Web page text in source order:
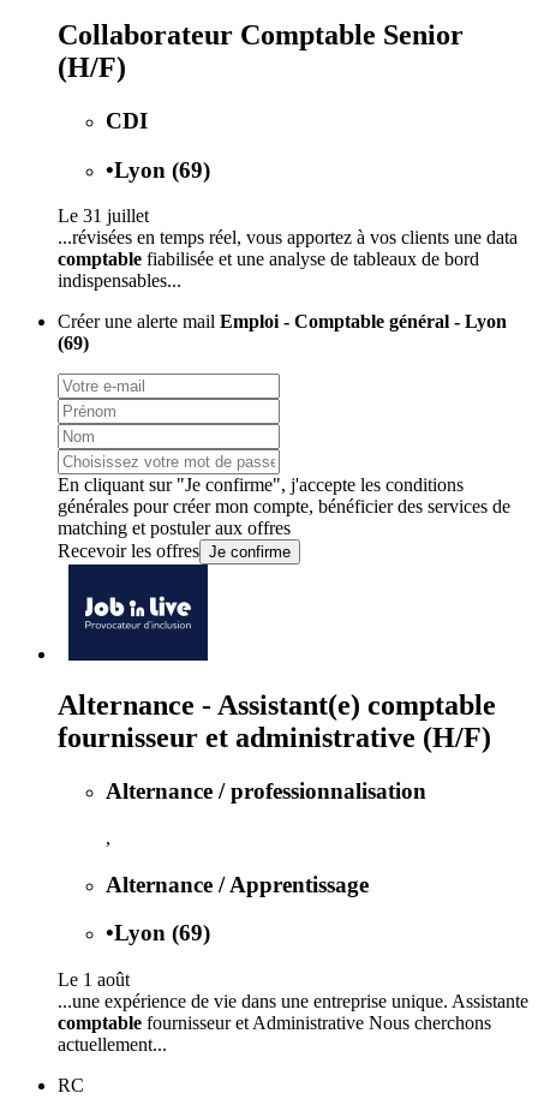
Collaborateur Comptable Senior
(H/F)
CDI
•Lyon (69)
Le 31 juillet
...révisées en temps réel, vous apportez à vos clients une data
comptable fiabilisée et une analyse de tableaux de bord
indispensables...
Créer une alerte mail Emploi - Comptable général - Lyon
(69)
En cliquant sur "Je confirme", j'accepte les conditions
générales pour créer mon compte, bénéficier des services de
matching et postuler aux offres
Recevoir les offres Je confirme
Alternance - Assistant(e) comptable
fournisseur et administrative (H/F)
Alternance / professionnalisation
,
Alternance / Apprentissage
•Lyon (69)
Le 1 août
...une expérience de vie dans une entreprise unique. Assistante
comptable fournisseur et Administrative Nous cherchons
actuellement...
RC